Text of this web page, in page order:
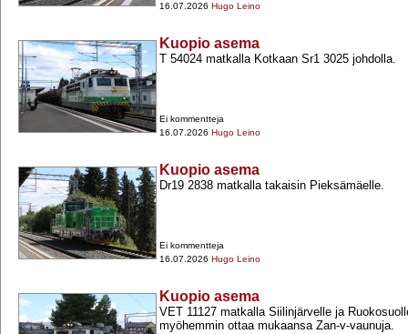
16.07.2026 Hugo Leino
Kuopio asema
T 54024 matkalla Kotkaan Sr1 3025 johdolla.
Ei kommentteja
16.07.2026 Hugo Leino
Kuopio asema
Dr19 2838 matkalla takaisin Pieksämäelle.
Ei kommentteja
16.07.2026 Hugo Leino
Kuopio asema
VET 11127 matkalla Siilinjärvelle ja
myöhemmin ottaa mukaansa Zan-​v-​vaunuja.